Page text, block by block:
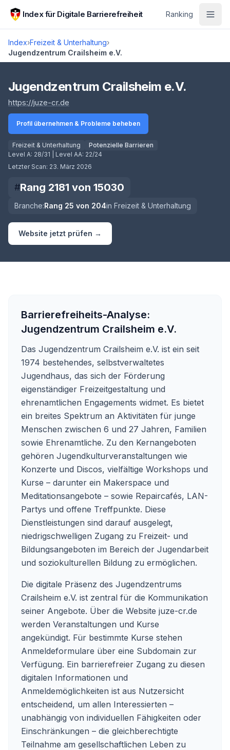
Zum Hauptinhalt springen
Index für Digitale Barrierefreiheit Ranking
Index›Freizeit & Unterhaltung›
Jugendzentrum Crailsheim e.V.
Score lädt
Jugendzentrum Crailsheim e.V.
https://juze-cr.de
Profil übernehmen & Probleme beheben
Freizeit & Unterhaltung
Potenzielle Barrieren
Level A: 28/31 | Level AA: 22/24
Letzter Scan: 23. März 2026
#Rang 2181 von 15030
Branche:Rang 25 von 204in Freizeit & Unterhaltung
Website jetzt prüfen →
Barrierefreiheits-Analyse:
Jugendzentrum Crailsheim e.V.
Das Jugendzentrum Crailsheim e.V. ist ein seit
1974 bestehendes, selbstverwaltetes
Jugendhaus, das sich der Förderung
eigenständiger Freizeitgestaltung und
ehrenamtlichen Engagements widmet. Es bietet
ein breites Spektrum an Aktivitäten für junge
Menschen zwischen 6 und 27 Jahren, Familien
sowie Ehrenamtliche. Zu den Kernangeboten
gehören Jugendkulturveranstaltungen wie
Konzerte und Discos, vielfältige Workshops und
Kurse – darunter ein Makerspace und
Meditationsangebote – sowie Repaircafés, LAN-
Partys und offene Treffpunkte. Diese
Dienstleistungen sind darauf ausgelegt,
niedrigschwelligen Zugang zu Freizeit- und
Bildungsangeboten im Bereich der Jugendarbeit
und soziokulturellen Bildung zu ermöglichen.
Die digitale Präsenz des Jugendzentrums
Crailsheim e.V. ist zentral für die Kommunikation
seiner Angebote. Über die Website juze-cr.de
werden Veranstaltungen und Kurse
angekündigt. Für bestimmte Kurse stehen
Anmeldeformulare über eine Subdomain zur
Verfügung. Ein barrierefreier Zugang zu diesen
digitalen Informationen und
Anmeldemöglichkeiten ist aus Nutzersicht
entscheidend, um allen Interessierten –
unabhängig von individuellen Fähigkeiten oder
Einschränkungen – die gleichberechtigte
Teilnahme am gesellschaftlichen Leben zu